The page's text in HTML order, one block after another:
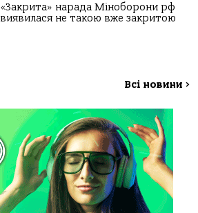
«Закрита» нарада Міноборони рф
виявилася не такою вже закритою
Всі новини >